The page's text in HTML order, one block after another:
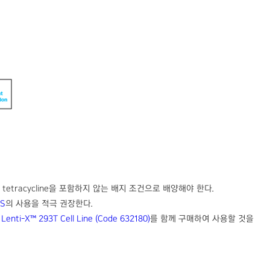
을 포함하지 않는 배지 조건으로 배양해야 한다.
의 사용을 적극 권장한다.
Lenti-X™ 293T Cell Line (Code 632180)를 함께 구매하여 사용할 것을